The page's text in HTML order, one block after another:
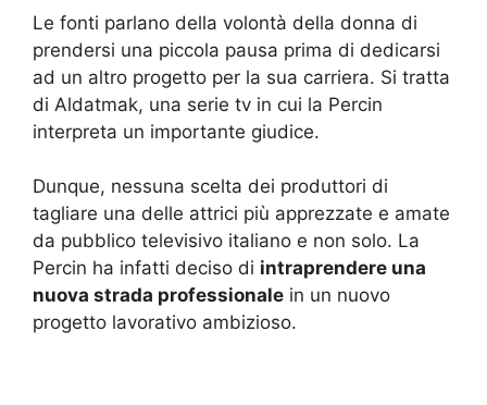
Le fonti parlano della volontà della donna di
prendersi una piccola pausa prima di dedicarsi
ad un altro progetto per la sua carriera. Si tratta
di Aldatmak, una serie tv in cui la Percin
interpreta un importante giudice.
Dunque, nessuna scelta dei produttori di
tagliare una delle attrici più apprezzate e amate
da pubblico televisivo italiano e non solo. La
Percin ha infatti deciso di intraprendere una
nuova strada professionale in un nuovo
progetto lavorativo ambizioso.